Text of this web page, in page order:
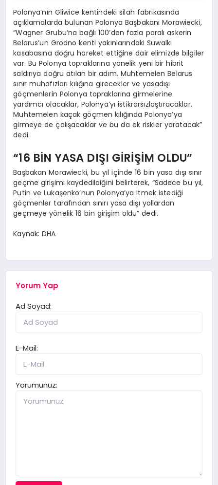
Polonya’nın Gliwice kentindeki silah fabrikasında
açıklamalarda bulunan Polonya Başbakanı Morawiecki,
“Wagner Grubu’na bağlı 100’den fazla paralı askerin
Belarus’un Grodno kenti yakınlarındaki Suwalki
kasabasına doğru hareket ettiğine dair elimizde bilgiler
var. Bu Polonya topraklarına yönelik yeni bir hibrit
saldırıya doğru atılan bir adım. Muhtemelen Belarus
sınır muhafızları kılığına girecekler ve yasadışı
göçmenlerin Polonya topraklarına girmelerine
yardımcı olacaklar, Polonya’yı istikrarsızlaştıracaklar.
Muhtemelen kaçak göçmen kılığında Polonya’ya
girmeye de çalışacaklar ve bu da ek riskler yaratacak”
dedi.
“16 BİN YASA DIŞI GİRİŞİM OLDU”
Başbakan Morawiecki, bu yıl içinde 16 bin yasa dışı sınır
geçme girişimi kaydedildiğini belirterek, “Sadece bu yıl,
Putin ve Lukaşenko’nun Polonya’ya itmek istediği
göçmenler tarafından sınırı yasa dışı yollardan
geçmeye yönelik 16 bin girişim oldu” dedi.
Kaynak: DHA
Yorum Yap
Ad Soyad:
E-Mail:
Yorumunuz: